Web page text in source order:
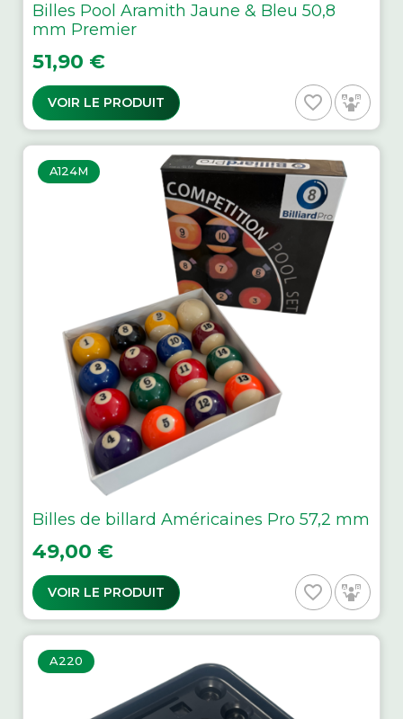
Billes Pool Aramith Jaune & Bleu 50,8
mm Premier
Prix
51,90 €
VOIR LE PRODUIT favorite_border
A124M
Billes de billard Américaines Pro 57,2 mm
Prix
49,00 €
VOIR LE PRODUIT favorite_border
A220